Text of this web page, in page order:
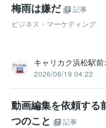
梅雨は嫌だ
記事
ビジネス・マーケティング
キャリカク浜松駅前
2026/06/19 04:22
動画編集を依頼する
つのこと
記事